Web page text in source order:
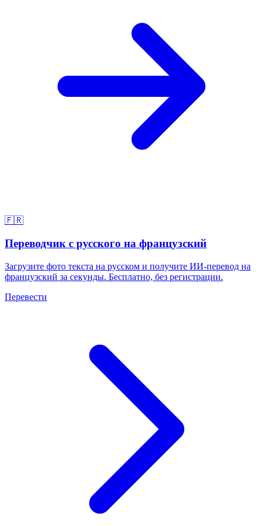
🇫🇷
Переводчик с русского на французский
Загрузите фото текста на русском и получите ИИ-перевод на
французский за секунды. Бесплатно, без регистрации.
Перевести